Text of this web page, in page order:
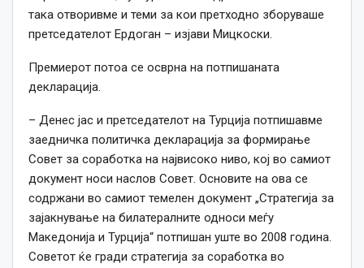
така отворивме и теми за кои претходно зборуваше
претседателот Ердоган – изјави Мицкоски.
Премиерот потоа се осврна на потпишаната
декларација.
– Денес јас и претседателот на Турција потпишавме
заедничка политичка декларација за формирање
Совет за соработка на највисоко ниво, кој во самиот
документ носи наслов Совет. Основите на ова се
содржани во самиот темелен документ „Стратегија за
зајакнување на билатералните односи меѓу
Македонија и Турција“ потпишан уште во 2008 година.
Советот ќе гради стратегија за соработка во